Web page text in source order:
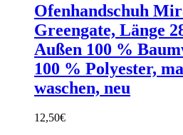
Ofenhandschuh
Greengate, Länge
Außen 100 %
100 % Polyester,
waschen, neu
12,50€